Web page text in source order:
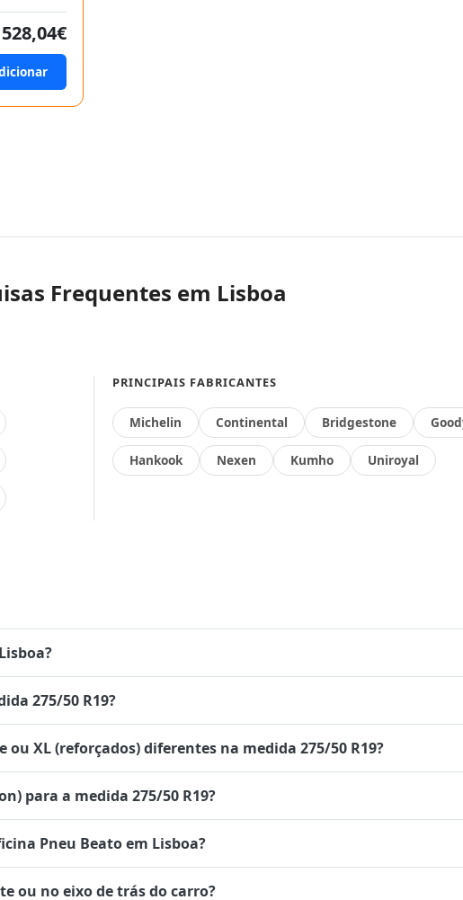
528,04€
Frequentes em Lisboa
PRINCIPAIS FABRICANTES
Michelin Continental Bridgestone
Hankook Nexen Kumho Uniroyal
275/50 R19?
XL (reforçados) diferentes na medida 275/50 R19?
para a medida 275/50 R19?
Pneu Beato em Lisboa?
ou no eixo de trás do carro?